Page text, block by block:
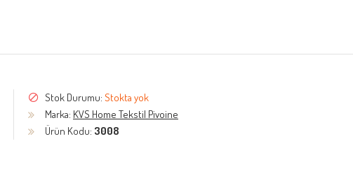
Stok Durumu: Stokta yok
Marka: KVS Home Tekstil Pivoine
Ürün Kodu: 3008